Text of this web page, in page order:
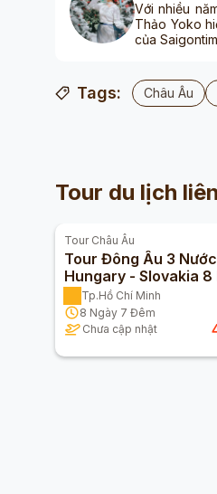
Với nhiều
Thảo Yoko
của
Tags: Châu Âu
Tour du lịch
Tour Châu Âu
Tour Đông Âu 3
Hungary - Slovakia 8
Tp.Hồ Chí Minh
8 Ngày 7 Đêm
Chưa cập nhật